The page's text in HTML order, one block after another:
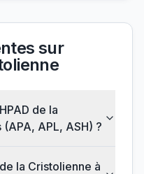
sur
de la
APL, ASH) ?
la Cristolienne à